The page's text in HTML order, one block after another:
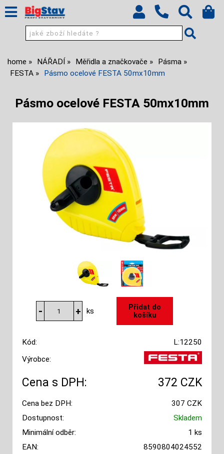
home NÁŘADÍ Měřidla a značkovače
Pásma
FESTA
Pásmo ocelové FESTA 50mx10mm
Pásmo ocelové FESTA 50mx10mm
ks
Kód:
L:12250
Výrobce:
Cena s DPH: 372 CZK
Cena bez DPH:
307 CZK
Dostupnost:
Skladem
Minimální odběr:
1 ks
EAN:
8590804024552